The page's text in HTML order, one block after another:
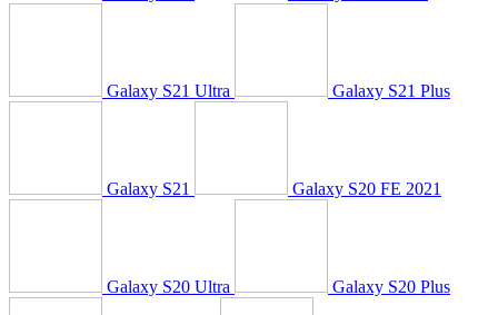
Galaxy S21 Ultra Galaxy S21 Plus
Galaxy S21 Galaxy S20 FE 2021
Galaxy S20 Ultra Galaxy S20 Plus